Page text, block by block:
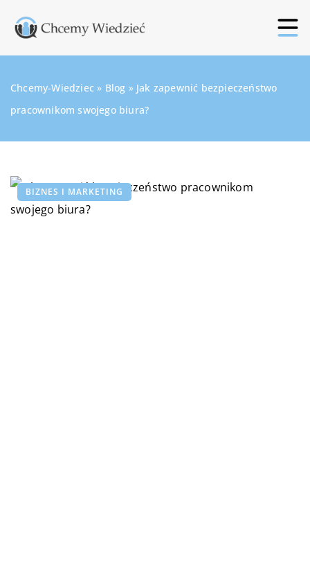
Chcemy-Wiedziec » Blog » Jak zapewnić bezpieczeństwo
pracownikom swojego biura?
BIZNES I MARKETING